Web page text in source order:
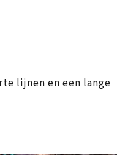
lijnen en een lange